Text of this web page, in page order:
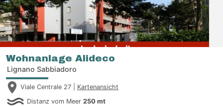
Wohnanlage Alideco
Lignano Sabbiadoro
Viale Centrale 27 | Kartenansicht
Distanz vom Meer 250 mt